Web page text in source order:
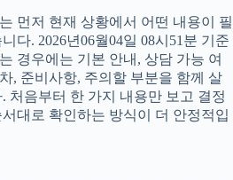
먼저 현재 상황에서 어떤 내용이 필
다. 2026년06월04일 08시51분 기준
경우에는 기본 안내, 상담 가능 여
, 준비사항, 주의할 부분을 함께 살
처음부터 한 가지 내용만 보고 결정
대로 확인하는 방식이 더 안정적입